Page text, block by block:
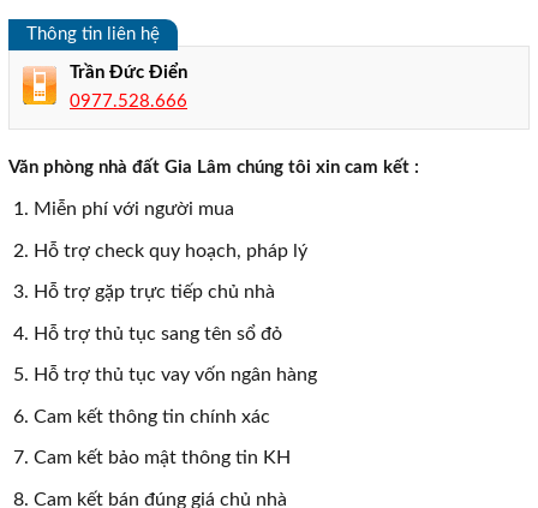
Thông tin liên hệ
Trần Đức Điển
0977.528.666
Văn phòng nhà đất Gia Lâm chúng tôi xin cam kết :
Miễn phí với người mua
Hỗ trợ check quy hoạch, pháp lý
Hỗ trợ gặp trực tiếp chủ nhà
Hỗ trợ thủ tục sang tên sổ đỏ
Hỗ trợ thủ tục vay vốn ngân hàng
Cam kết thông tin chính xác
Cam kết bảo mật thông tin KH
Cam kết bán đúng giá chủ nhà